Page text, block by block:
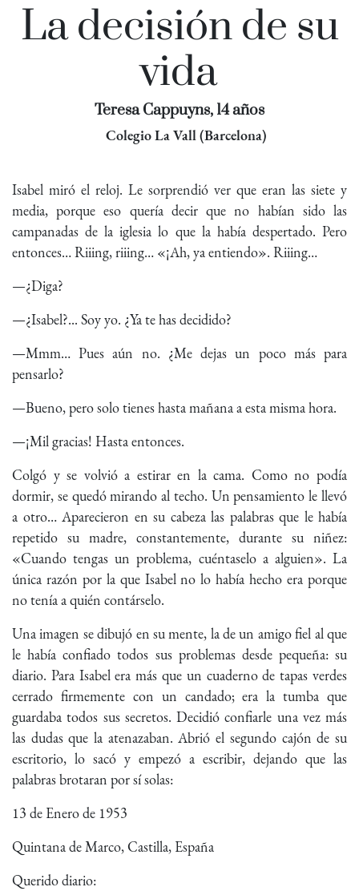
La decisión de su
vida
Teresa Cappuyns, 14 años
Colegio La Vall (Barcelona)
Isabel miró el reloj. Le sorprendió ver que eran las siete y
media, porque eso quería decir que no habían sido las
campanadas de la iglesia lo que la había despertado. Pero
entonces… Riiing, riiing… «¡Ah, ya entiendo». Riiing…
—¿Diga?
—¿Isabel?... Soy yo. ¿Ya te has decidido?
—Mmm… Pues aún no. ¿Me dejas un poco más para
pensarlo?
—Bueno, pero solo tienes hasta mañana a esta misma hora.
—¡Mil gracias! Hasta entonces.
Colgó y se volvió a estirar en la cama. Como no podía
dormir, se quedó mirando al techo. Un pensamiento le llevó
a otro… Aparecieron en su cabeza las palabras que le había
repetido su madre, constantemente, durante su niñez:
«Cuando tengas un problema, cuéntaselo a alguien». La
única razón por la que Isabel no lo había hecho era porque
no tenía a quién contárselo.
Una imagen se dibujó en su mente, la de un amigo fiel al que
le había confiado todos sus problemas desde pequeña: su
diario. Para Isabel era más que un cuaderno de tapas verdes
cerrado firmemente con un candado; era la tumba que
guardaba todos sus secretos. Decidió confiarle una vez más
las dudas que la atenazaban. Abrió el segundo cajón de su
escritorio, lo sacó y empezó a escribir, dejando que las
palabras brotaran por sí solas:
13 de Enero de 1953
Quintana de Marco, Castilla, España
Querido diario: